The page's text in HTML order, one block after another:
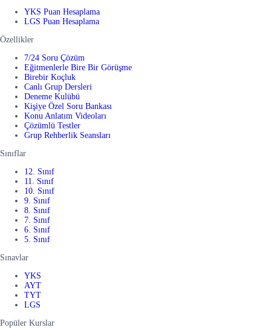
YKS Puan Hesaplama
LGS Puan Hesaplama
Özellikler
7/24 Soru Çözüm
Eğitmenlerle Bire Bir Görüşme
Birebir Koçluk
Canlı Grup Dersleri
Deneme Kulübü
Kişiye Özel Soru Bankası
Konu Anlatım Videoları
Çözümlü Testler
Grup Rehberlik Seansları
Sınıflar
12. Sınıf
11. Sınıf
10. Sınıf
9. Sınıf
8. Sınıf
7. Sınıf
6. Sınıf
5. Sınıf
Sınavlar
YKS
AYT
TYT
LGS
Popüler Kurslar